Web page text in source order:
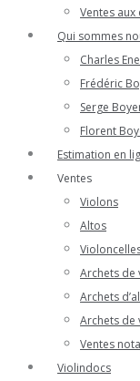
Ventes aux
Qui sommes
Charles
Frédéric
Serge
Florent
Estimation en
Ventes
Violons
Altos
Archets de
Archets
Archets de
Ventes
Violindocs